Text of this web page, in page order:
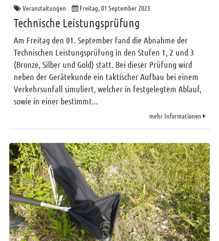
Veranstaltungen Freitag, 01 September 2023
Technische Leistungsprüfung
Am Freitag den 01. September fand die Abnahme der
Technischen Leistungsprüfung in den Stufen 1, 2 und 3
(Bronze, Silber und Gold) statt. Bei dieser Prüfung wird
neben der Gerätekunde ein taktischer Aufbau bei einem
Verkehrsunfall simuliert, welcher in festgelegtem Ablauf,
sowie in einer bestimmt...
mehr Informationen